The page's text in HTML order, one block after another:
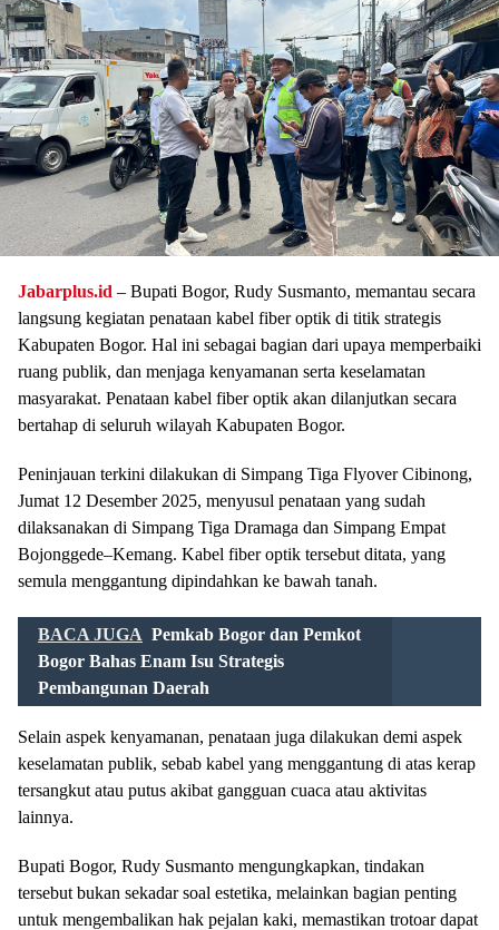
Jabarplus.id – Bupati Bogor, Rudy Susmanto, memantau secara
langsung kegiatan penataan kabel fiber optik di titik strategis
Kabupaten Bogor. Hal ini sebagai bagian dari upaya memperbaiki
ruang publik, dan menjaga kenyamanan serta keselamatan
masyarakat. Penataan kabel fiber optik akan dilanjutkan secara
bertahap di seluruh wilayah Kabupaten Bogor.
Peninjauan terkini dilakukan di Simpang Tiga Flyover Cibinong,
Jumat 12 Desember 2025, menyusul penataan yang sudah
dilaksanakan di Simpang Tiga Dramaga dan Simpang Empat
Bojonggede–Kemang. Kabel fiber optik tersebut ditata, yang
semula menggantung dipindahkan ke bawah tanah.
BACA JUGA Pemkab Bogor dan Pemkot
Bogor Bahas Enam Isu Strategis
Pembangunan Daerah
Selain aspek kenyamanan, penataan juga dilakukan demi aspek
keselamatan publik, sebab kabel yang menggantung di atas kerap
tersangkut atau putus akibat gangguan cuaca atau aktivitas
lainnya.
Bupati Bogor, Rudy Susmanto mengungkapkan, tindakan
tersebut bukan sekadar soal estetika, melainkan bagian penting
untuk mengembalikan hak pejalan kaki, memastikan trotoar dapat